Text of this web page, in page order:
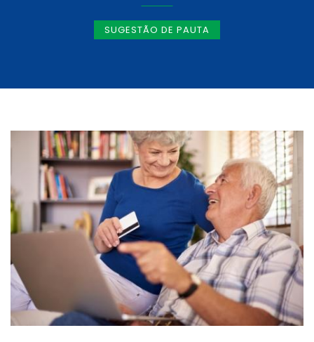
SUGESTÃO DE PAUTA